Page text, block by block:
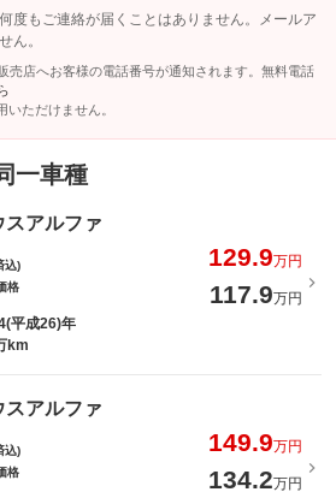
度もご連絡が届くことはありません。メールア
ん。
売店へお客様の電話番号が通知されます。無料電話
いただけません。
一車種
スアルファ
込)
129.9万円
格
117.9万円
平成26)年
km
スアルファ
込)
149.9万円
格
134.2万円